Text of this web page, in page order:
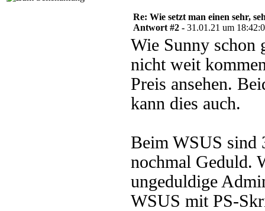
Re: Wie setzt man einen sehr,
Antwort #2 - 31.01.21 um
Wie Sunny schon
nicht weit
Preis ansehen.
kann dies auch.
Beim WSUS sind
nochmal Geduld.
ungeduldige
WSUS mit PS-